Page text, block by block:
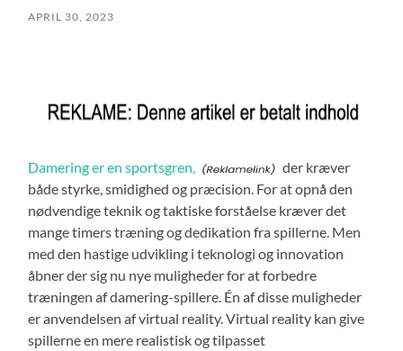
APRIL 30, 2023
Damering er en sportsgren,
der kræver
både styrke, smidighed og præcision. For at opnå den
nødvendige teknik og taktiske forståelse kræver det
mange timers træning og dedikation fra spillerne. Men
med den hastige udvikling i teknologi og innovation
åbner der sig nu nye muligheder for at forbedre
træningen af damering-spillere. Én af disse muligheder
er anvendelsen af virtual reality. Virtual reality kan give
spillerne en mere realistisk og tilpasset